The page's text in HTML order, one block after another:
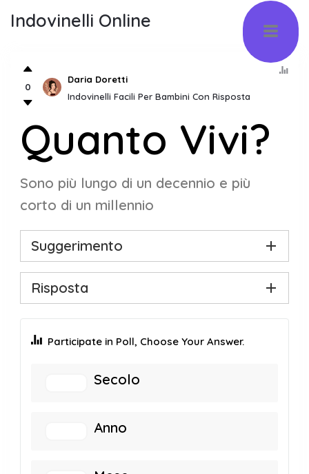
Indovinelli Online
0
Daria Doretti
Indovinelli Facili Per Bambini Con Risposta
Quanto Vivi?
Sono più lungo di un decennio e più
corto di un millennio
Suggerimento
Risposta
Participate in Poll, Choose Your Answer.
Secolo
Anno